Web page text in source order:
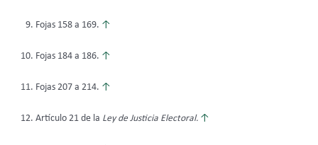
Fojas 158 a 169. ↑
Fojas 184 a 186. ↑
Fojas 207 a 214. ↑
Artículo 21 de la Ley de Justicia Electoral. ↑